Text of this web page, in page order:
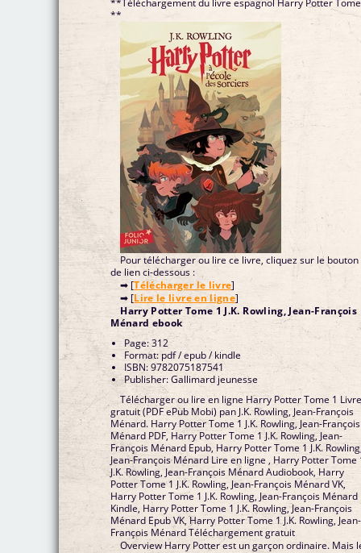
**Téléchargement du livre espagnol Harry Potter
**
Pour télécharger ou lire ce livre, cliquez sur le bouton
de lien ci-dessous :
➡ [Télécharger le livre]
➡ [Lire le livre en ligne]
Harry Potter Tome 1 J.K. Rowling, Jean-François
Ménard ebook
Page: 312
Format: pdf / epub / kindle
ISBN: 9782075187541
Publisher: Gallimard jeunesse
Télécharger ou lire en ligne Harry Potter Tome 1
gratuit (PDF ePub Mobi) pan J.K. Rowling, Jean-François
Ménard. Harry Potter Tome 1 J.K. Rowling, Jean-François
Ménard PDF, Harry Potter Tome 1 J.K. Rowling, Jean-
François Ménard Epub, Harry Potter Tome 1 J.K.
Jean-François Ménard Lire en ligne , Harry Potter Tome
J.K. Rowling, Jean-François Ménard Audiobook, Harry
Potter Tome 1 J.K. Rowling, Jean-François Ménard VK,
Harry Potter Tome 1 J.K. Rowling, Jean-François Ménard
Kindle, Harry Potter Tome 1 J.K. Rowling, Jean-François
Ménard Epub VK, Harry Potter Tome 1 J.K. Rowling, Jean-
François Ménard Téléchargement gratuit
Overview Harry Potter est un garçon ordinaire. Mais